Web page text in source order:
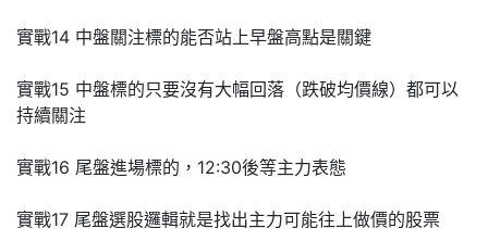
實戰14 中盤關注標的能否站上早盤高點是關鍵
實戰15 中盤標的只要沒有大幅回落（跌破均價線）都可以
持續關注
實戰16 尾盤進場標的，12:30後等主力表態
實戰17 尾盤選股邏輯就是找出主力可能往上做價的股票